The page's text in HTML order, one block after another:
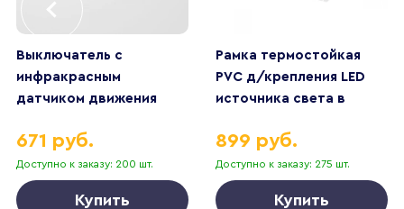
Выключатель с
инфракрасным
датчиком движения
95000/01 a067099
Доступно к заказу: 200 шт.
671 руб.
Купить
Рамка термостойкая
PVC д/крепления LED
источника света в
Piano Lightstar 012816
Доступно к заказу: 275 шт.
899 руб.
Купить